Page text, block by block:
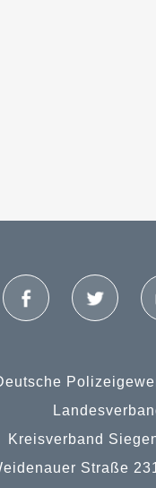
Kreisverband
Straße